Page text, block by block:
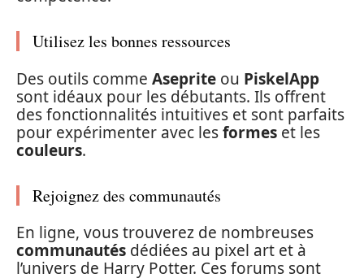
Utilisez les bonnes ressources
Des outils comme Aseprite ou PiskelApp
sont idéaux pour les débutants. Ils offrent
des fonctionnalités intuitives et sont parfaits
pour expérimenter avec lesformes et les
couleurs.
Rejoignez des communautés
En ligne, vous trouverez de nombreuses
communautés dédiées au pixel art et à
l’univers de Harry Potter. Ces forums sont